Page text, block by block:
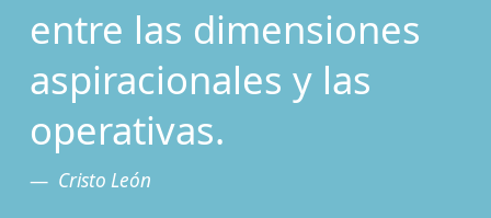
entre las dimensiones
aspiracionales y las
operativas.
Cristo León